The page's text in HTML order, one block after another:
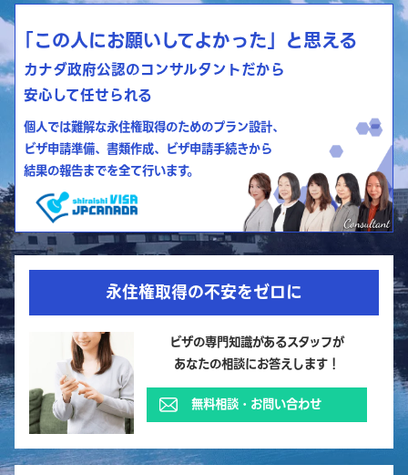
「この人にお願いしてよかった」と思える
カナダ政府公認のコンサルタントだから
安心して任せられる
個人では難解な永住権取得のためのプラン設計、
ビザ申請準備、書類作成、ビザ申請手続きから
結果の報告までを全て行います。
永住権取得の不安をゼロに
ビザの専門知識があるスタッフが
あなたの相談にお答えします！
無料相談・お問い合わせ